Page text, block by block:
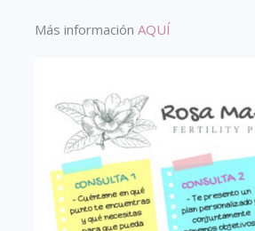
Más información AQUÍ